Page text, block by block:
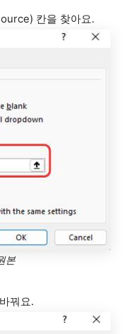
칸을 찾아요.
본
꿔요.